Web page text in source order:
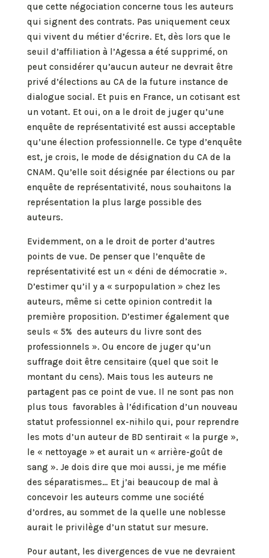
que cette négociation concerne tous les auteurs
qui signent des contrats. Pas uniquement ceux
qui vivent du métier d’écrire. Et, dès lors que le
seuil d’affiliation à l’Agessa a été supprimé, on
peut considérer qu’aucun auteur ne devrait être
privé d’élections au CA de la future instance de
dialogue social. Et puis en France, un cotisant est
un votant. Et oui, on a le droit de juger qu’une
enquête de représentativité est aussi acceptable
qu’une élection professionnelle. Ce type d’enquête
est, je crois, le mode de désignation du CA de la
CNAM. Qu’elle soit désignée par élections ou par
enquête de représentativité, nous souhaitons la
représentation la plus large possible des
auteurs.
Evidemment, on a le droit de porter d’autres
points de vue. De penser que l’enquête de
représentativité est un « déni de démocratie ».
D’estimer qu’il y a « surpopulation » chez les
auteurs, même si cette opinion contredit la
première proposition. D’estimer également que
seuls « 5% des auteurs du livre sont des
professionnels ». Ou encore de juger qu’un
suffrage doit être censitaire (quel que soit le
montant du cens). Mais tous les auteurs ne
partagent pas ce point de vue. Il ne sont pas non
plus tous favorables à l’édification d’un nouveau
statut professionnel ex-nihilo qui, pour reprendre
les mots d’un auteur de BD sentirait « la purge »,
le « nettoyage » et aurait un « arrière-goût de
sang ». Je dois dire que moi aussi, je me méfie
des séparatismes… Et j’ai beaucoup de mal à
concevoir les auteurs comme une société
d’ordres, au sommet de la quelle une noblesse
aurait le privilège d’un statut sur mesure.
Pour autant, les divergences de vue ne devraient